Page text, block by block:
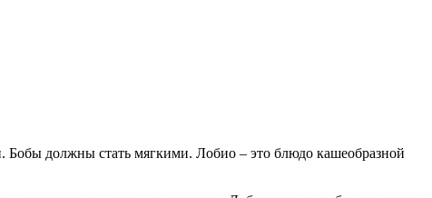
Бобы должны стать мягки­ми. Лобио – это блюдо кашеобразной